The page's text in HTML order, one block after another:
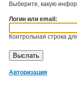
Выберите, какую
Логин или email:
Контрольная строка
Авторизация